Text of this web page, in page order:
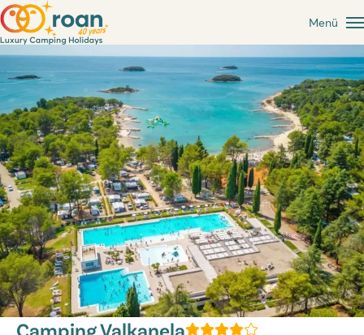
Menü
Camping Valkanela